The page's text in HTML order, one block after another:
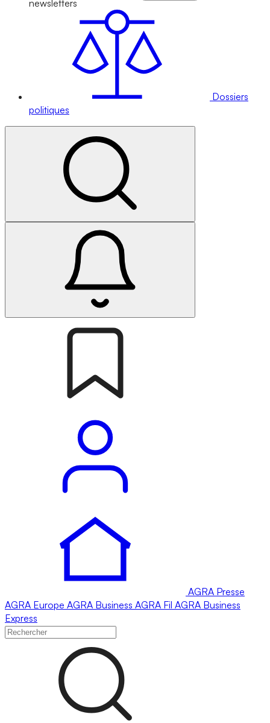
newsletters
Dossiers
politiques
AGRA Presse
AGRA Europe AGRA Business AGRA Fil AGRA Business
Express